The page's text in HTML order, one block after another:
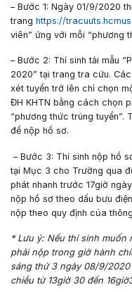
– Bước 1: Ngày 01/9/2020
trang https://
viên” ứng với mỗi “phương
– Bước 2: Thí sinh tải mẫu
2020”tại trang tra cứu.
xét tuyển trở lên chỉ chọn
ĐH KHTN bằng cách chọn
“phương thức trúng tuyển”.
để nộp hồ sơ.
– Bước 3: Thí sinh nộp hồ
tại Mục 3 cho Trường qua
phát nhanh trước 17giờ ngày
nộp hồ sơ theo dấu bưu
nộp theo quy định của
* Lưu ý: Nếu thí sinh muốn
phải nộp trong giờ hành
sáng thứ 3 ngày 08/9/2020
chiều từ 13giờ 30 đến